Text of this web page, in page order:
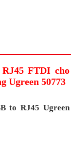
FTDI cho
Ugreen 50773
to RJ45 Ugreen